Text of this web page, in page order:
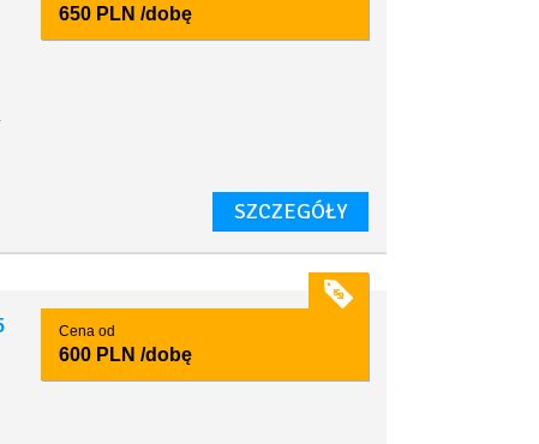
650 PLN /dobę
SZCZEGÓŁY
Cena od
600 PLN /dobę